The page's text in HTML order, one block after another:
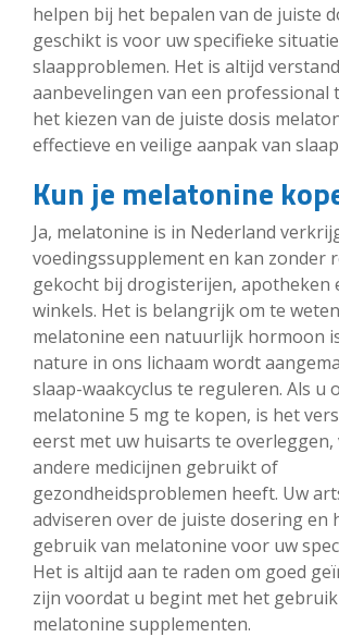
helpen bij het bepalen van de juiste
geschikt is voor uw specifieke
slaapproblemen. Het is altijd
aanbevelingen van een professional
het kiezen van de juiste dosis
effectieve en veilige aanpak van
Kun je melatonine
Ja, melatonine is in Nederland
voedingssupplement en kan zonder
gekocht bij drogisterijen, apotheken
winkels. Het is belangrijk om te
melatonine een natuurlijk hormoon
nature in ons lichaam wordt
slaap-waakcyclus te reguleren. Als u
melatonine 5 mg te kopen, is het
eerst met uw huisarts te overleggen,
andere medicijnen gebruikt of
gezondheidsproblemen heeft. Uw
adviseren over de juiste dosering en
gebruik van melatonine voor uw
Het is altijd aan te raden om goed
zijn voordat u begint met het
melatonine supplementen.